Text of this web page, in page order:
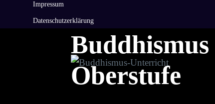
Impressum
Datenschutzerklärung
Oberstufe